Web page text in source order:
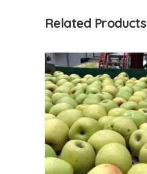
Related Products